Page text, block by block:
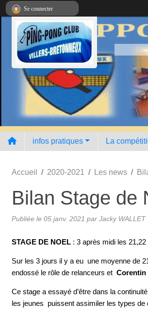
infos pratiques La
Accueil 2020-2021 Les news
Bilan Stage de
Publiée le 05 janv. 2021 par Jacky WALLET
STAGE DE NOEL : 3 après midi les
Sur les 3 jours il y a eu une moyenne de
endossé le rôle de relanceurs et Corentin
Ce stage a essayé d’être dans la
les jeunes puissent assimiler les types
Se connecter
Panneau de gestion des cookies